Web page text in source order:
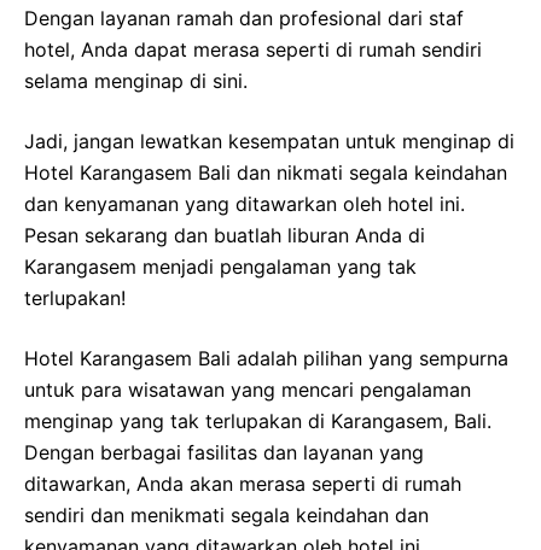
Dengan layanan ramah dan profesional dari staf
hotel, Anda dapat merasa seperti di rumah sendiri
selama menginap di sini.
Jadi, jangan lewatkan kesempatan untuk menginap di
Hotel Karangasem Bali dan nikmati segala keindahan
dan kenyamanan yang ditawarkan oleh hotel ini.
Pesan sekarang dan buatlah liburan Anda di
Karangasem menjadi pengalaman yang tak
terlupakan!
Hotel Karangasem Bali adalah pilihan yang sempurna
untuk para wisatawan yang mencari pengalaman
menginap yang tak terlupakan di Karangasem, Bali.
Dengan berbagai fasilitas dan layanan yang
ditawarkan, Anda akan merasa seperti di rumah
sendiri dan menikmati segala keindahan dan